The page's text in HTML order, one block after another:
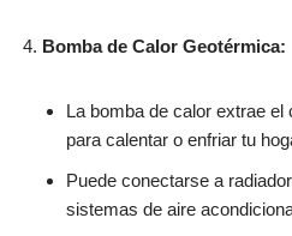
Bomba de Calor Geotérmica:
La bomba de calor extrae el
para calentar o enfriar tu
Puede conectarse a
sistemas de aire